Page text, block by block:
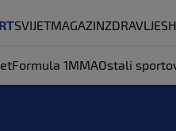
SVIJETMAGAZINZDRAVLJE
Formula 1MMAOstali